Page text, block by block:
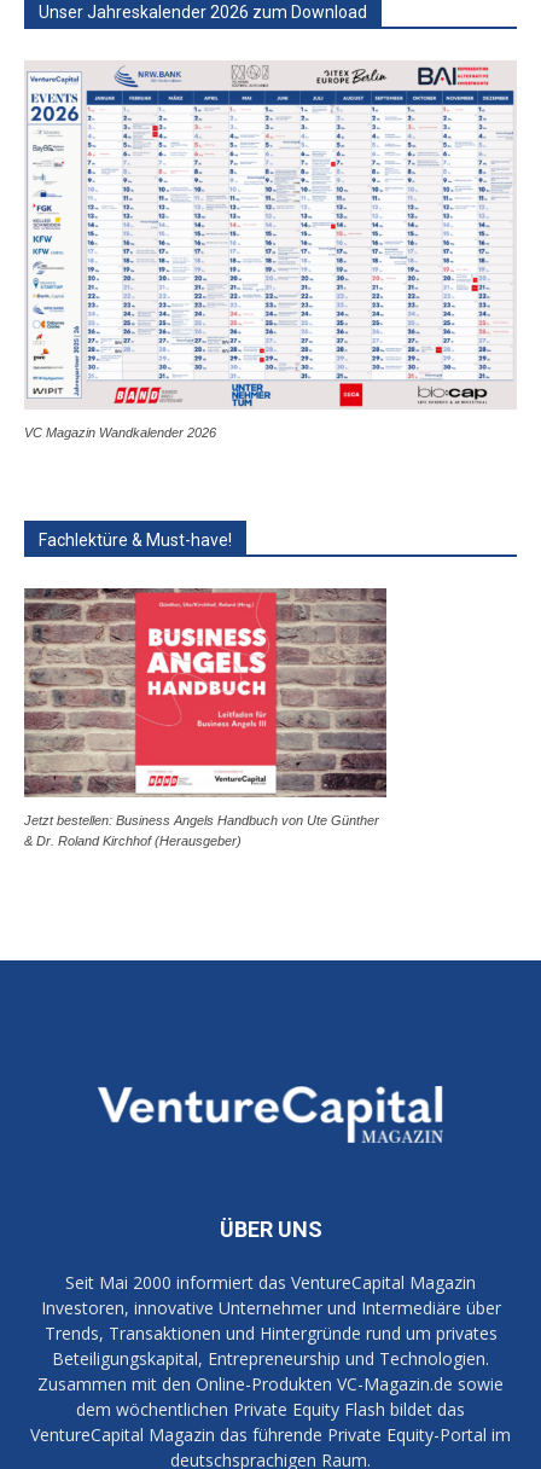
Unser Jahreskalender 2026 zum Download
VC Magazin Wandkalender 2026
Fachlektüre & Must-have!
Jetzt bestellen: Business Angels Handbuch von Ute Günther
& Dr. Roland Kirchhof (Herausgeber)
ÜBER UNS
Seit Mai 2000 informiert das VentureCapital Magazin
Investoren, innovative Unternehmer und Intermediäre über
Trends, Transaktionen und Hintergründe rund um privates
Beteiligungskapital, Entrepreneurship und Technologien.
Zusammen mit den Online-Produkten VC-Magazin.de sowie
dem wöchentlichen Private Equity Flash bildet das
VentureCapital Magazin das führende Private Equity-Portal im
deutschsprachigen Raum.